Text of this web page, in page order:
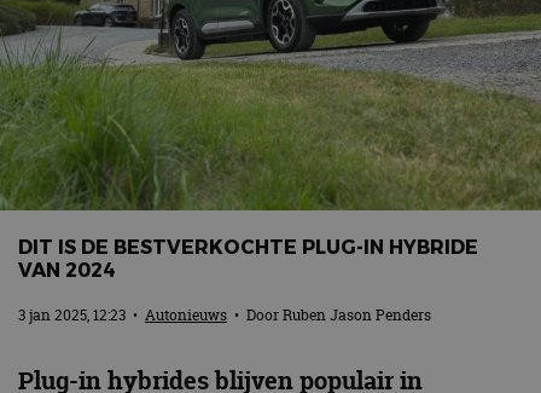
Automerken
Adverteren
Contact
MotorRAI.nl
DIT IS DE BESTVERKOCHTE PLUG-IN HYBRIDE
VAN 2024
3 jan 2025, 12:23 • Autonieuws • DoorRuben Jason Penders
Plug-in hybrides blijven populair in